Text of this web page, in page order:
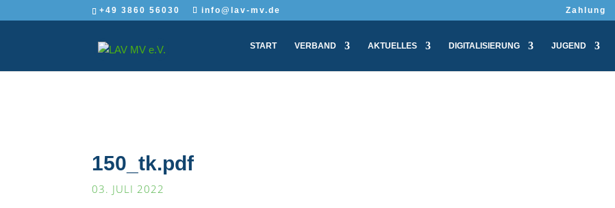
+49 3860 56030 info@lav-mv.de Zahlung
START VERBAND AKTUELLES DIGITALISIERUNG JUGEND
150_tk.pdf
03. JULI 2022